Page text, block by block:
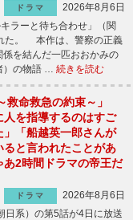
ドラマ
2026年8月6日
ラーと待ち合わせ」（関
た。 本作は、警察の正義
を結んだ一匹おおかみの
）の物語 … 続きを読む
救命救急の約束～」
人を指導するのはすご
」「船越英一郎さんが
ると言われたことがあ
あ2時間ドラマの帝王だ
ドラマ
2026年8月6日
系）の第5話が4日に放送